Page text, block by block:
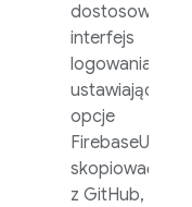
dostosować
interfejs
logowania,
ustawiając
opcje
FirebaseUI
skopiować kod
z GitHub, aby